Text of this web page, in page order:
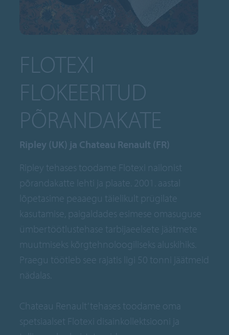
FLOTEXI
FLOKEERITUD
PÕRANDAKATE
Ripley (UK) ja Chateau Renault (FR)
Ripley tehases toodame Flotexi nailonist
põrandakatte lehti ja plaate. 2001. aastal
lõpetasime peaaegu täielikult prügilate
kasutamise, paigaldades esimese omasuguse
ümbertöötlustehase tarbijaeelsete jäätmete
muutmiseks kõrgtehnoloogiliseks aluskihiks.
Praegu töötleb see rajatis ligi 50 tonni jäätmeid
nädalas.
Chateau Renault’ tehases toodame oma
spetsiaalset Flotexi disainkollektsiooni ja